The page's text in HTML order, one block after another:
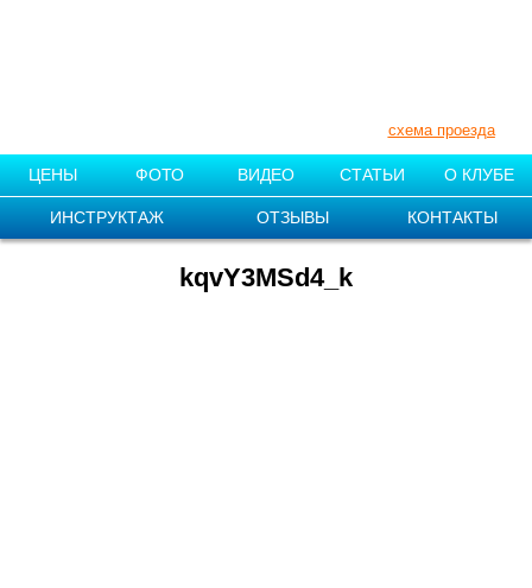
схема проезда
ЦЕНЫ ФОТО ВИДЕО СТАТЬИ О КЛУБЕ
ИНСТРУКТАЖ ОТЗЫВЫ КОНТАКТЫ
kqvY3MSd4_k